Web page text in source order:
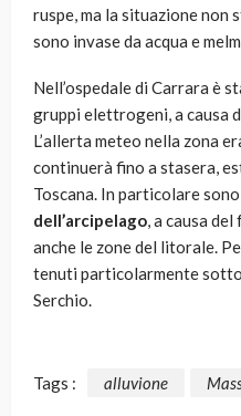
ruspe, ma la situazione non
sono invase da acqua e
Nell’ospedale di Carrara è
gruppi elettrogeni, a causa
L’allerta meteo nella zona
continuerà fino a stasera,
Toscana. In particolare
dell’arcipelago, a causa
anche le zone del litorale.
tenuti particolarmente
Serchio.
Tags : alluvione